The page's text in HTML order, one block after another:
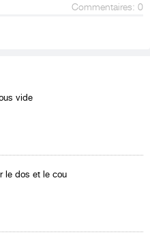
Commentaires: 0
vide
le dos et le cou